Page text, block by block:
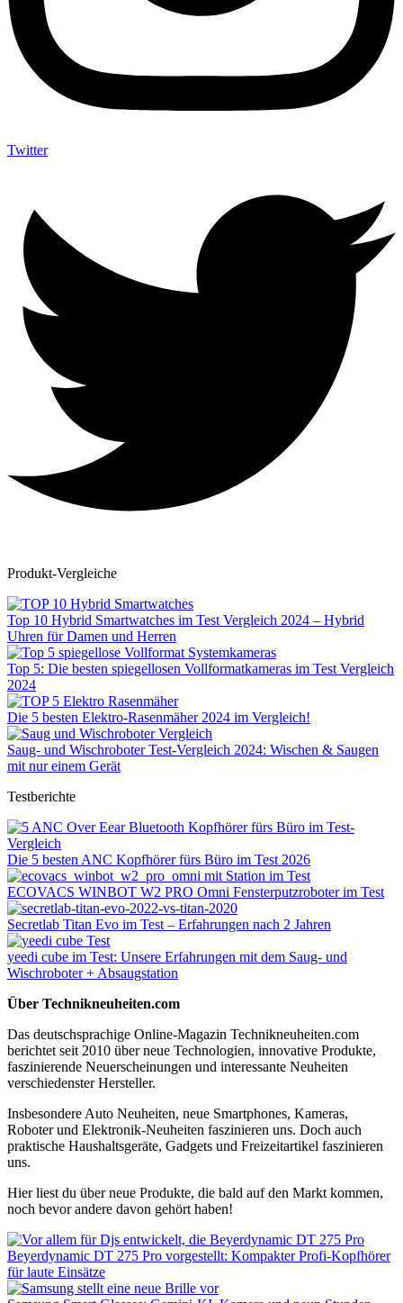
Twitter
Produkt-Vergleiche
Top 10 Hybrid Smartwatches im Test Vergleich 2024 – Hybrid
Uhren für Damen und Herren
Top 5: Die besten spiegellosen Vollformatkameras im Test Vergleich
2024
Die 5 besten Elektro-Rasenmäher 2024 im Vergleich!
Saug- und Wischroboter Test-Vergleich 2024: Wischen & Saugen
mit nur einem Gerät
Testberichte
Die 5 besten ANC Kopfhörer fürs Büro im Test 2026
ECOVACS WINBOT W2 PRO Omni Fensterputzroboter im Test
Secretlab Titan Evo im Test – Erfahrungen nach 2 Jahren
yeedi cube im Test: Unsere Erfahrungen mit dem Saug- und
Wischroboter + Absaugstation
Über Technikneuheiten.com
Das deutschsprachige Online-Magazin Technikneuheiten.com
berichtet seit 2010 über neue Technologien, innovative Produkte,
faszinierende Neuerscheinungen und interessante Neuheiten
verschiedenster Hersteller.
Insbesondere Auto Neuheiten, neue Smartphones, Kameras,
Roboter und Elektronik-Neuheiten faszinieren uns. Doch auch
praktische Haushaltsgeräte, Gadgets und Freizeitartikel faszinieren
uns.
Hier liest du über neue Produkte, die bald auf den Markt kommen,
noch bevor andere davon gehört haben!
Beyerdynamic DT 275 Pro vorgestellt: Kompakter Profi-Kopfhörer
für laute Einsätze